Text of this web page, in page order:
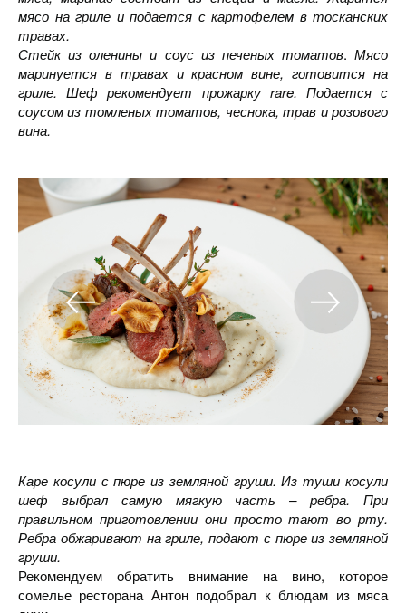
мясо на гриле и подается с картофелем в тосканских
травах.
Стейк из оленины и соус из печеных томатов. Мясо
маринуется в травах и красном вине, готовится на
гриле. Шеф рекомендует прожарку rare. Подается с
соусом из томленых томатов, чеснока, трав и розового
вина.
Каре косули с пюре из земляной груши. Из туши косули
шеф выбрал самую мягкую часть – ребра. При
правильном приготовлении они просто тают во рту.
Ребра обжаривают на гриле, подают с пюре из земляной
груши.
Рекомендуем обратить внимание на вино, которое
сомелье ресторана Антон подобрал к блюдам из мяса